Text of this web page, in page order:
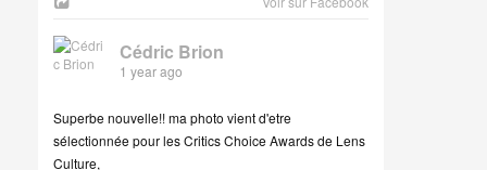
Cédric Brion
1 year ago
Superbe nouvelle!! ma photo vient d'etre
sélectionnée pour les Critics Choice Awards de Lens
Culture,